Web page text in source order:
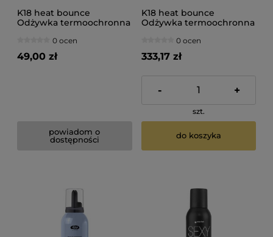
K18 heat bounce
Odżywka termoochronna
0 ocen
49,00 zł
powiadom o
dostępności
K18 heat bounce
Odżywka termoochronna
0 ocen
333,17 zł
- +
szt.
do koszyka